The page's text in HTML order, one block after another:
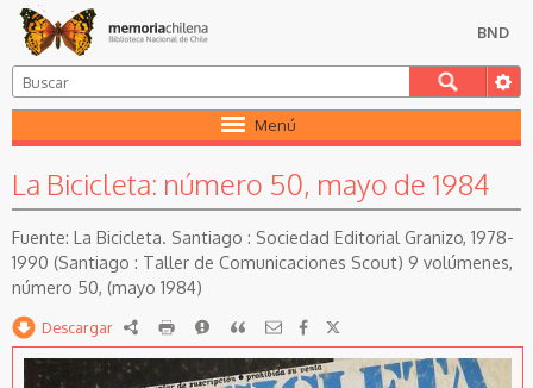
BND
Menú
La Bicicleta: número 50, mayo de 1984
La Bicicleta. Santiago : Sociedad Editorial Granizo, 1978-
1990 (Santiago : Taller de Comunicaciones Scout) 9 volúmenes,
número 50, (mayo 1984)
Descargar RDF imprimirReportarCitar